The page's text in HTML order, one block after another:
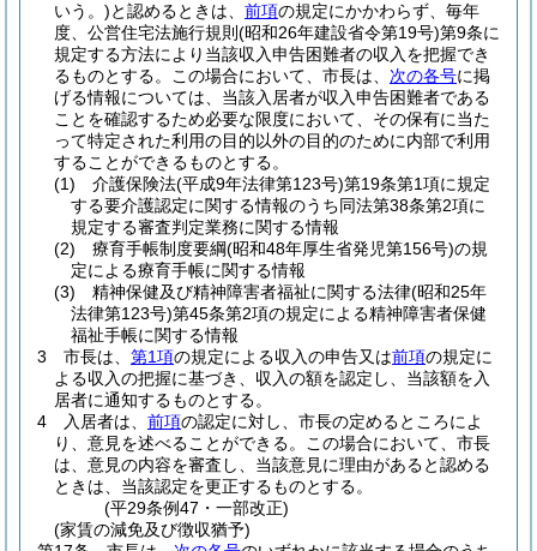
いう。)と認めるときは、 前項の規定にかかわらず、毎年
度、公営住宅法施行規則 (昭和26年建設省令第19号)第9条に
規定する方法により当該収入申告困難者の収入を把握でき
るものとする。
この場合において、市長は、 次の各号に掲
げる情報については、当該入居者が収入申告困難者である
ことを確認するため必要な限度において、その保有に当た
って特定された利用の目的以外の目的のために内部で利用
することができるものとする。
(1)
介護保険法(平成9年法律第123号)第19条第1項に規定
する要介護認定に関する情報のうち同法第38条第2項に
規定する審査判定業務に関する情報
(2)
療育手帳制度要綱(昭和48年厚生省発児第156号)の規
定による療育手帳に関する情報
(3)
精神保健及び精神障害者福祉に関する法律(昭和25年
法律第123号)第45条第2項の規定による精神障害者保健
福祉手帳に関する情報
3
市長は、 第1項の規定による収入の申告又は前項の規定に
よる収入の把握に基づき、収入の額を認定し、当該額を入
居者に通知するものとする。
4
入居者は、 前項の認定に対し、市長の定めるところによ
り、意見を述べることができる。
この場合において、市長
は、意見の内容を審査し、当該意見に理由があると認める
ときは、当該認定を更正するものとする。
(平29条例47・一部改正)
(家賃の減免及び徴収猶予)